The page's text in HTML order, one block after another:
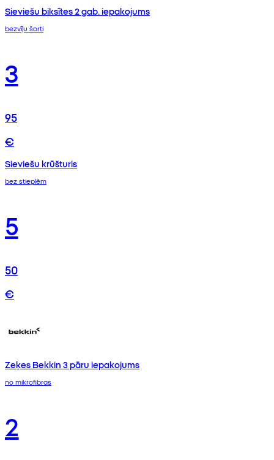
Sieviešu biksītes 2 gab. iepakojums
bezvīļu šorti
3
95
€
Sieviešu krūšturis
bez stieplēm
5
50
€
Zeķes Bekkin 3 pāru iepakojums
no mikrofibras
2